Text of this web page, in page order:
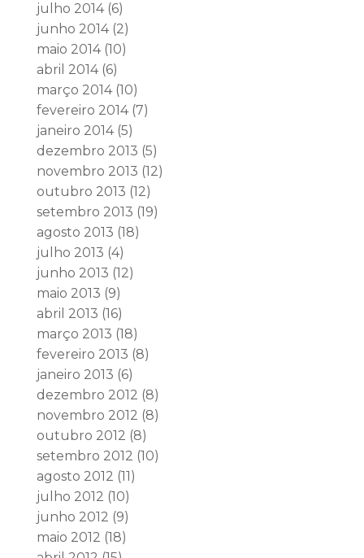
julho 2014(6)
junho 2014(2)
maio 2014(10)
abril 2014(6)
março 2014(10)
fevereiro 2014(7)
janeiro 2014(5)
dezembro 2013 (5)
novembro 2013 (12)
outubro 2013 (12)
setembro 2013 (19)
agosto 2013 (18)
julho 2013 (4)
junho 2013 (12)
maio 2013 (9)
abril 2013 (16)
março 2013 (18)
fevereiro 2013 (8)
janeiro 2013 (6)
dezembro 2012 (8)
novembro 2012 (8)
outubro 2012 (8)
setembro 2012 (10)
agosto 2012 (11)
julho 2012 (10)
junho 2012 (9)
maio 2012 (18)